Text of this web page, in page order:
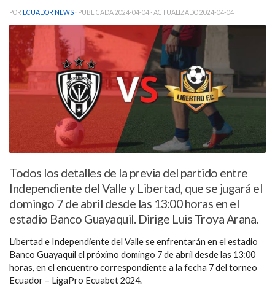
POR ECUADOR NEWS · PUBLICADA2024-04-04 · ACTUALIZADO2024-04-04
Todos los detalles de la previa del partido entre
Independiente del Valle y Libertad, que se jugará el
domingo 7 de abril desde las 13:00 horas en el
estadio Banco Guayaquil. Dirige Luis Troya Arana.
Libertad e Independiente del Valle se enfrentarán en el estadio
Banco Guayaquil el próximo domingo 7 de abril desde las 13:00
horas, en el encuentro correspondiente a la fecha 7 del torneo
Ecuador – LigaPro Ecuabet 2024.